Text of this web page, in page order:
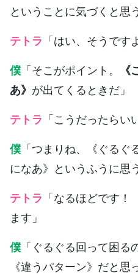
ということに気づくと思
テトラ 「はい、そうです
僕 「そこがポイント。
あ》 が出てくるときだ」
テトラ 「こうだったらい
僕 「つまりね、《ぐる
になあ》というふうに思
テトラ 「なるほどです
ます」
僕 「ぐるぐる回って困る
《違うパターン》だと